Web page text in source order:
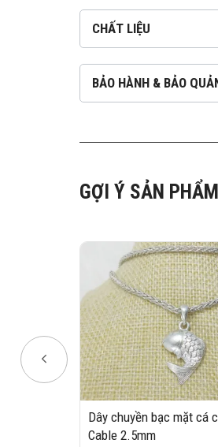
CHẤT LIỆU
BẢO HÀNH & BẢO
GỢI Ý SẢN PHẨM
Dây chuyền bạc mặt cá
Cable 2.5mm